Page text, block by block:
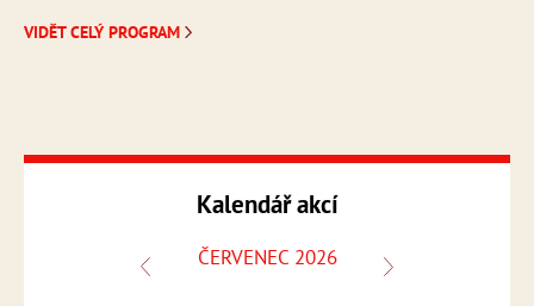
VIDĚT CELÝ PROGRAM
Kalendář akcí
ČERVENEC 2026